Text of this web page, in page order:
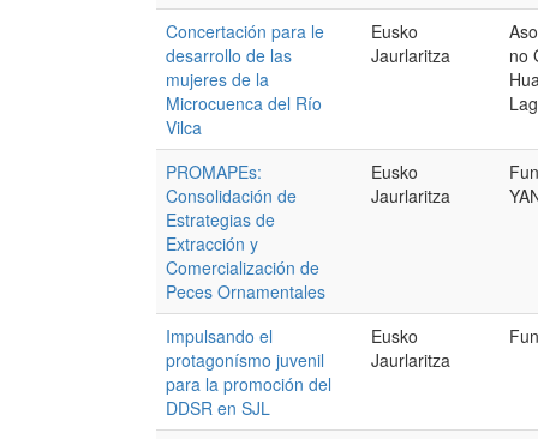
Concertación para le
desarrollo de las
mujeres de la
Microcuenca del Río
Vilca
Eusko
Jaurlaritza
no
PROMAPEs:
Consolidación de
Estrategias de
Extracción y
Comercialización de
Peces Ornamentales
Eusko
Jaurlaritza
Impulsando el
protagonísmo juvenil
para la promoción del
DDSR en SJL
Eusko
Jaurlaritza